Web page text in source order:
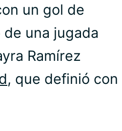
un gol de
una jugada
Ramírez
, que definió con